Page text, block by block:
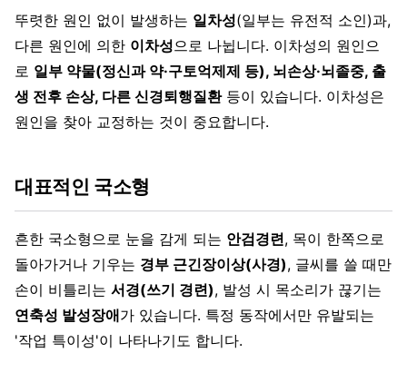
뚜렷한 원인 없이 발생하는 일차성(일부는 유전적 소인)과,
다른 원인에 의한 이차성으로 나뉩니다. 이차성의 원인으
로 일부 약물(정신과 약·구토억제제 등), 뇌손상·뇌졸중, 출
생 전후 손상, 다른 신경퇴행질환등이 있습니다. 이차성은
원인을 찾아 교정하는 것이 중요합니다.
대표적인 국소형
흔한 국소형으로 눈을 감게 되는 안검경련, 목이 한쪽으로
돌아가거나 기우는 경부 근긴장이상(사경), 글씨를 쓸 때만
손이 비틀리는 서경(쓰기 경련), 발성 시 목소리가 끊기는
연축성 발성장애가 있습니다. 특정 동작에서만 유발되는
'작업 특이성'이 나타나기도 합니다.